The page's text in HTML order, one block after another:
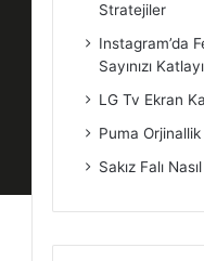
Stratejiler
Instagram’da
Sayınızı
LG Tv Ekran
Puma
Sakız Falı